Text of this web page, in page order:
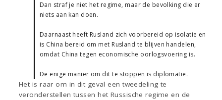
Dan straf je niet het regime, maar de bevolking die er
niets aan kan doen.
Daarnaast heeft Rusland zich voorbereid op isolatie en
is China bereid om met Rusland te blijven handelen,
omdat China tegen economische oorlogsvoering is.
De enige manier om dit te stoppen is diplomatie.
Het is raar om in dit geval een tweedeling te
veronderstellen tussen het Russische regime en de